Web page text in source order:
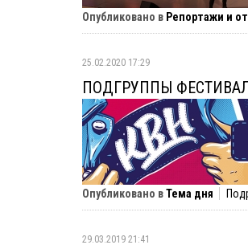
Опубликовано в Репортажи и
25.02.2020 17:29
ПОДГРУППЫ
Опубликовано вТема дня
29.03.2019 21:41